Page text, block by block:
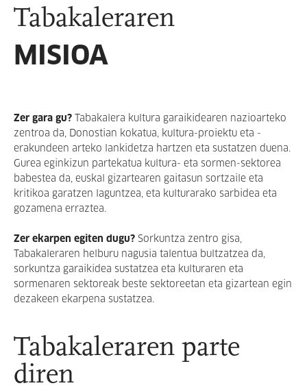
Tabakaleraren
MISIOA
Zer gara gu? Tabakalera kultura garaikidearen nazioarteko
zentroa da, Donostian kokatua, kultura-proiektu eta -
erakundeen arteko lankidetza hartzen eta sustatzen duena.
Gurea eginkizun partekatua kultura- eta sormen-sektorea
babestea da, euskal gizartearen gaitasun sortzaile eta
kritikoa garatzen laguntzea, eta kulturarako sarbidea eta
gozamena erraztea.
Zer ekarpen egiten dugu? Sorkuntza zentro gisa,
Tabakaleraren helburu nagusia talentua bultzatzea da,
sorkuntza garaikidea sustatzea eta kulturaren eta
sormenaren sektoreak beste sektoreetan eta gizartean egin
dezakeen ekarpena sustatzea.
Tabakaleraren parte
diren